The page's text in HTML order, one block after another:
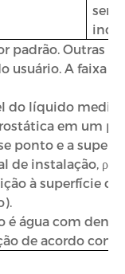
ser
padrão. Outras
usuário. A faixa
do líquido
em um
ponto e a
de instalação, ρ
à superfície
é água com
de acordo com